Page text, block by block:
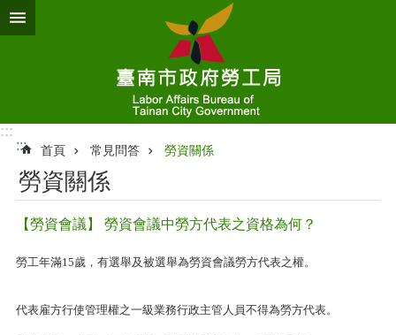
跳到主要內容區塊
:::
:::
首頁 常見問答 勞資關係
勞資關係
【勞資會議】 勞資會議中勞方代表之資格為何？
勞工年滿15歲，有選舉及被選舉為勞資會議勞方代表之權。
代表雇方行使管理權之一級業務行政主管人員不得為勞方代表。